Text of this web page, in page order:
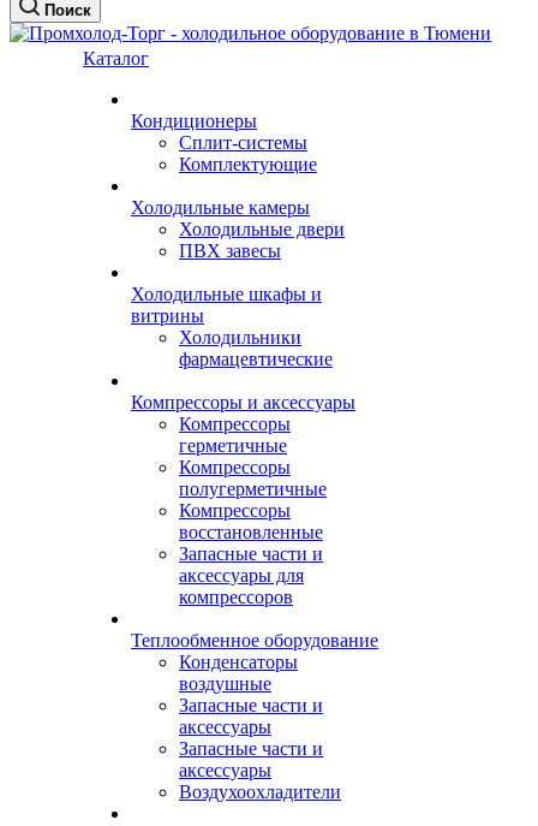
Поиск
Каталог
Кондиционеры
Сплит-системы
Комплектующие
Холодильные камеры
Холодильные двери
ПВХ завесы
Холодильные шкафы и
витрины
Холодильники
фармацевтические
Компрессоры и аксессуары
Компрессоры
герметичные
Компрессоры
полугерметичные
Компрессоры
восстановленные
Запасные части и
аксессуары для
компрессоров
Теплообменное оборудование
Конденсаторы
воздушные
Запасные части и
аксессуары
Запасные части и
аксессуары
Воздухоохладители